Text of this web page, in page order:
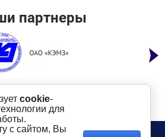
партнеры
6-96-00
Сайт создан в:
cookie-
для
с сайтом, Вы